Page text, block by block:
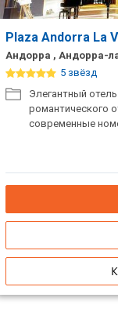
Plaza Andorra La
Андорра , Андорра-
5 звёзд
Элегантный
романтического
современные